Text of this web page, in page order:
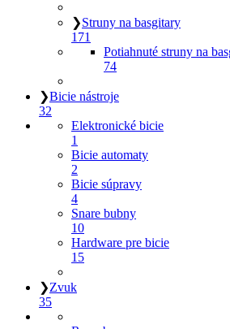
❯Struny na basgitary
171
Potiahnuté struny na
74
❯Bicie nástroje
32
Elektronické bicie
1
Bicie automaty
2
Bicie súpravy
4
Snare bubny
10
Hardware pre bicie
15
❯Zvuk
35